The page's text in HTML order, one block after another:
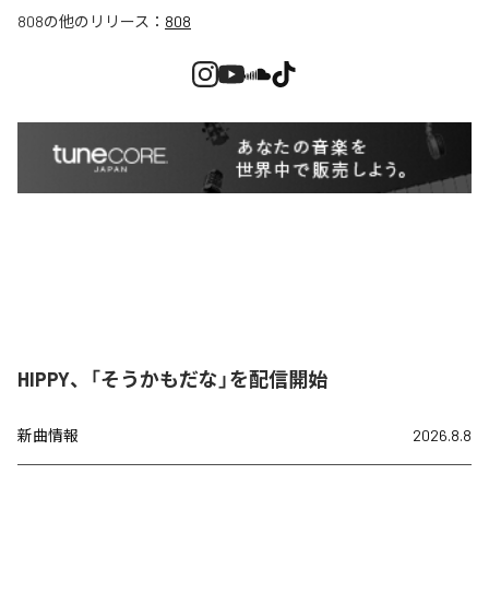
808の他のリリース： 808
HIPPY、「そうかもだな」を配信開始
新曲情報 2026.8.8